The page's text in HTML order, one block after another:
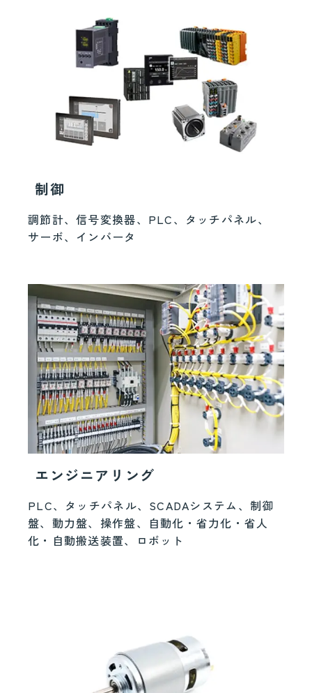
制御
調節計、信号変換器、PLC、タッチパネル、
サーボ、インバータ
エンジニアリング
PLC、タッチパネル、SCADAシステム、制御
盤、動力盤、操作盤、自動化・省力化・省人
化・自動搬送装置、ロボット